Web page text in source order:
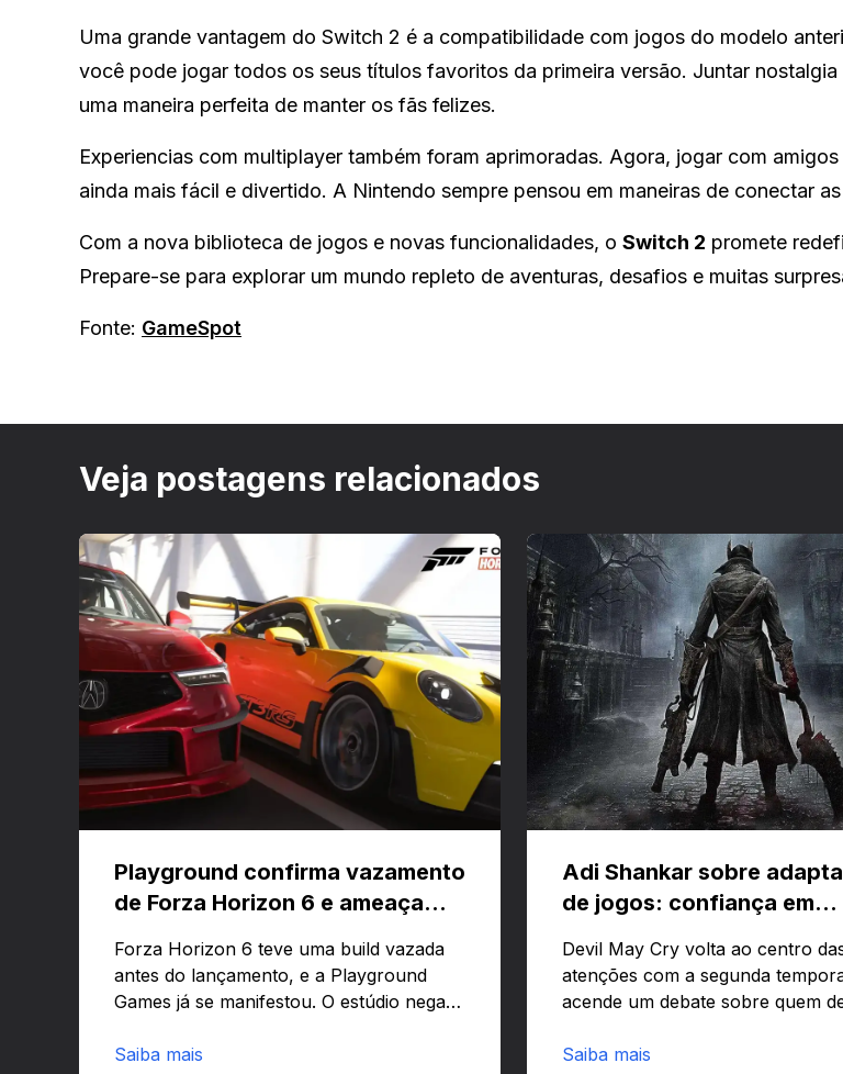
Uma grande vantagem do Switch 2 é a compatibilidade com jogos do modelo
você pode jogar todos os seus títulos favoritos da primeira versão. Juntar
uma maneira perfeita de manter os fãs felizes.
Experiencias com multiplayer também foram aprimoradas. Agora, jogar com
ainda mais fácil e divertido. A Nintendo sempre pensou em maneiras de conectar
Com a nova biblioteca de jogos e novas funcionalidades, o Switch 2 promete
Prepare-se para explorar um mundo repleto de aventuras, desafios e muitas
Fonte: GameSpot
Veja postagens relacionados
Playground confirma vazamento
de Forza Horizon 6 e ameaça
Forza Horizon 6 teve uma build vazada
antes do lançamento, e a Playground
Games já se manifestou. O estúdio nega
preload e avisa que quem usar versões
Saiba mais
Adi Shankar sobre
de jogos: confiança em
Devil May Cry volta ao centro
atenções com a segunda
acende um debate sobre quem
corporações ou criativos? Quer
Saiba mais